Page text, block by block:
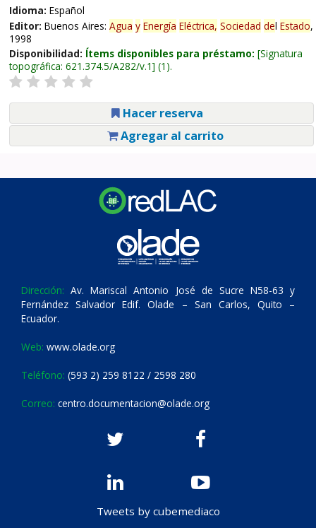
Idioma: Español
Editor: Buenos Aires: Agua y Energía Eléctrica, Sociedad del Estado,
1998
Disponibilidad: Ítems disponibles para préstamo: Signatura
topográfica: 621.374.5/A282/v.1 (1).
Hacer reserva
Agregar al carrito
Dirección: Av. Mariscal Antonio José de Sucre N58-63 y
Fernández Salvador Edif. Olade – San Carlos, Quito –
Ecuador.
Web: www.olade.org
Teléfono: (593 2) 259 8122 / 2598 280
Correo: centro.documentacion@olade.org
Tweets by cubemediaco